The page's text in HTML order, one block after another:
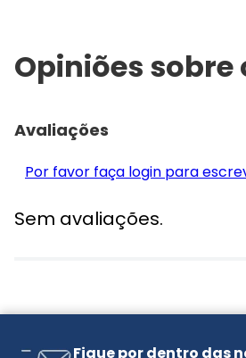
Opiniões
Avaliações
Por favor faça login para
Sem avaliações.
Fique por dentro das